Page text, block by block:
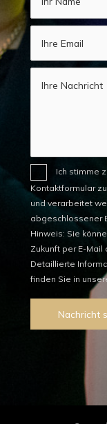
Ich stimme
Kontaktformular
und verarbeitet
abgeschlossener
Hinweis: Sie
Zukunft per E-Mail
Detaillierte
finden Sie in
Nachricht